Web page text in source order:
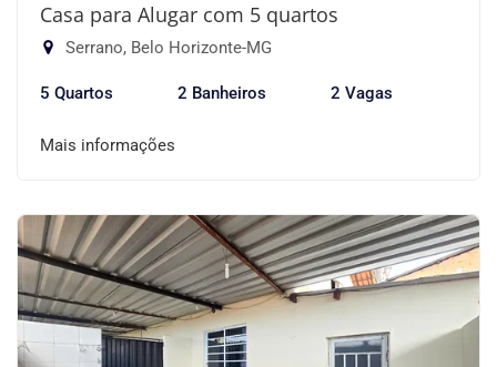
Casa para Alugar com 5 quartos
Serrano, Belo Horizonte-MG
5 Quartos 2 Banheiros 2 Vagas
Mais informações